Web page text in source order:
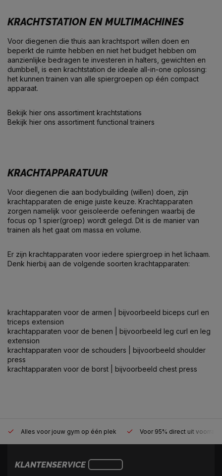
KRACHTSTATION EN MULTIMACHINES
Voor diegenen die thuis aan krachtsport willen doen en
beperkt de ruimte hebben en niet het budget hebben om
aanzienlijke bedragen te investeren in halters, gewichten en
dumbbell, is een krachtstation de ideale all-in-one oplossing:
het kunnen trainen van alle spiergroepen op één compact
apparaat.
Bekijk hier ons assortiment krachtstations
Bekijk hier ons assortiment functional trainers
KRACHTAPPARATUUR
Voor diegenen die aan bodybuilding (willen) doen, zijn
krachtapparaten de enige juiste keuze. Krachtapparaten
zorgen namelijk voor geisoleerde oefeningen waarbij de
focus op 1 spier(groep) wordt gelegd. Dit is de manier van
trainen als het gaat om massa en volume.
Er zijn krachtapparaten voor iedere spiergroep in het lichaam.
Denk hierbij aan de volgende soorten krachtapparaten:
krachtapparaten voor de armen | bijvoorbeeld biceps curl en
triceps extension
krachtapparaten voor de benen | bijvoorbeeld leg curl en leg
extension
krachtapparaten voor de schouders | bijvoorbeeld shoulder
press
krachtapparaten voor de borst
| bijvoorbeeld chest press
Alles voor jouw gym op één plek Voor 95% direct uit
KLANTENSERVICE